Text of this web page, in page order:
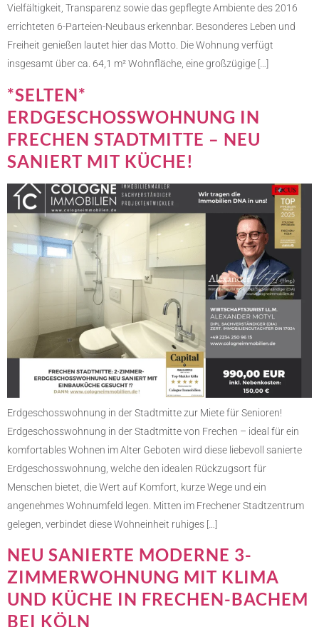
Vielfältigkeit, Transparenz sowie das gepflegte Ambiente des 2016
errichteten 6-Parteien-Neubaus erkennbar. Besonderes Leben und
Freiheit genießen lautet hier das Motto. Die Wohnung verfügt
insgesamt über ca. 64,1 m² Wohnfläche, eine großzügige […]
*SELTEN*
ERDGESCHOSSWOHNUNG IN
FRECHEN STADTMITTE – NEU
SANIERT MIT KÜCHE!
Erdgeschosswohnung in der Stadtmitte zur Miete für Senioren!
Erdgeschosswohnung in der Stadtmitte von Frechen – ideal für ein
komfortables Wohnen im Alter Geboten wird diese liebevoll sanierte
Erdgeschosswohnung, welche den idealen Rückzugsort für
Menschen bietet, die Wert auf Komfort, kurze Wege und ein
angenehmes Wohnumfeld legen. Mitten im Frechener Stadtzentrum
gelegen, verbindet diese Wohneinheit ruhiges […]
NEU SANIERTE MODERNE 3-
ZIMMERWOHNUNG MIT KLIMA
UND KÜCHE IN FRECHEN-BACHEM
BEI KÖLN